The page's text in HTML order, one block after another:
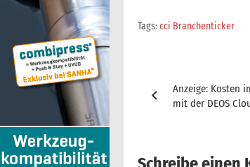
Tags:cci Branchenticker
Anzeige: Kosten
mit der DEOS